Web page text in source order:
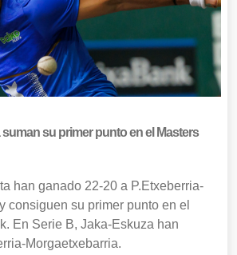
suman su primer punto en el Masters
han ganado 22-20 a P.Etxeberria-
consiguen su primer punto en el
En Serie B, Jaka-Eskuza han
Morgaetxebarria.